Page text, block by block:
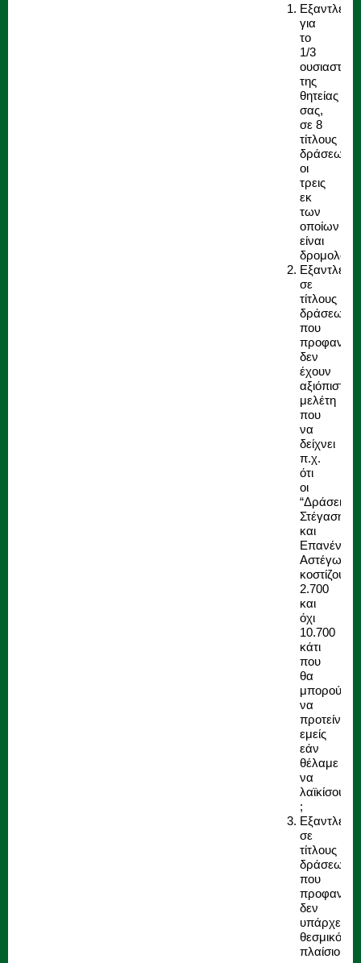
για
το
1/3
ουσιαστικά
της
θητείας
σας,
σε 8
τίτλους
δράσεων,
οι
τρεις
εκ
των
οποίων
είναι
Εξαντλείται
σε
τίτλους
δράσεων
που
προφανώς
δεν
έχουν
αξιόπιστη
μελέτη
που
να
δείχνει
π.χ.
ότι
οι
“Δράσεις
Στέγασης
και
Αστέγων”,
κοστίζουν
2.700
και
όχι
10.700
κάτι
που
θα
να
εμείς
εάν
θέλαμε
να
λαϊκίσουμε
;
Εξαντλείται
σε
τίτλους
δράσεων
που
προφανώς
δεν
υπάρχει
θεσμικό
πλαίσιο